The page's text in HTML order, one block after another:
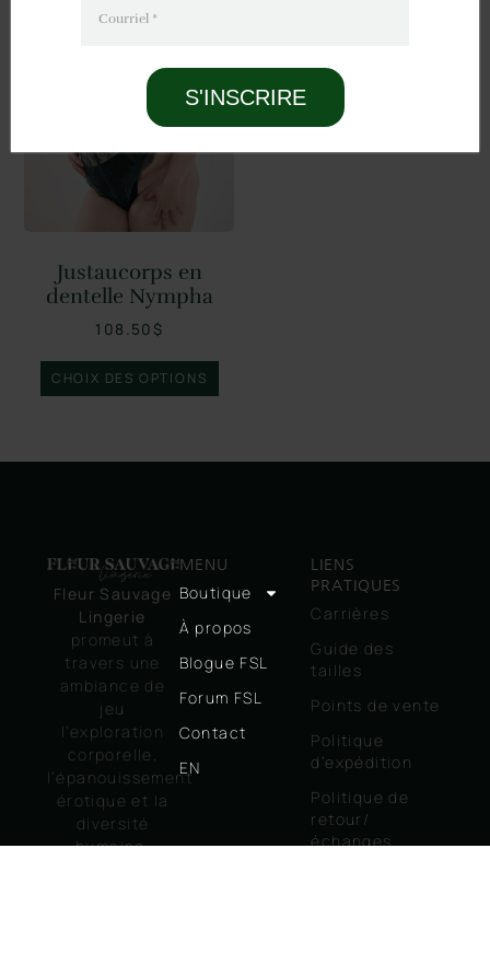
Justaucorps en
dentelle Nympha
108.50 $
CHOIX DES OPTIONS
Fleur Sauvage
Lingerie
promeut à
travers une
ambiance de
jeu
l’exploration
corporelle,
l’épanouissement
érotique et la
diversité
humaine.
MENU
Boutique
À propos
Blogue FSL
Forum FSL
Contact
EN
LIENS
PRATIQUES
Carrières
Guide des
tailles
Points de vente
Politique
d’expédition
Politique de
retour/
échanges
Courriel *
S'INSCRIRE